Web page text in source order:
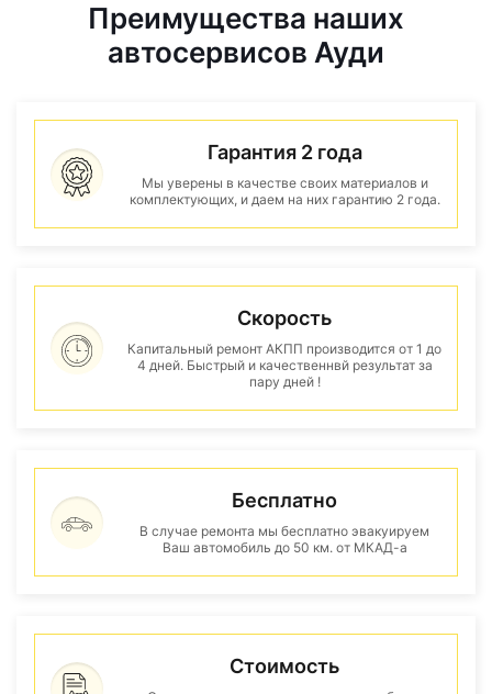
Преимущества наших
автосервисов Ауди
Гарантия 2 года
Мы уверены в качестве своих материалов и
комплектующих, и даем на них гарантию 2 года.
Скорость
Капитальный ремонт АКПП производится от 1 до
4 дней. Быстрый и качественнвй результат за
пару дней !
Бесплатно
В случае ремонта мы бесплатно эвакуируем
Ваш автомобиль до 50 км. от МКАД-а
Стоимость